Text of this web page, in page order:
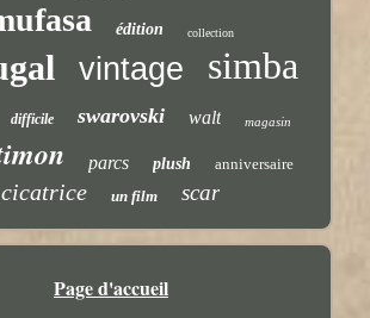
édition collection
vintage simba
difficile swarovski walt magasin
parcs plush anniversaire
cicatrice un film scar
Page d'accueil